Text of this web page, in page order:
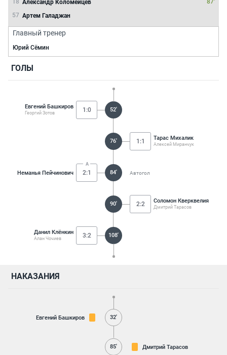
18 Александр Коломейцев
87'
57 Артем Галаджан
Главный тренер
Юрий Сёмин
ГОЛЫ
Евгений Башкиров
Георгий Зотов 1:0 52'
76' 1:1 Тарас Михалик
Алексей Миранчук
Неманья Пейчинович 2:1 84' Автогол
90' 2:2 Соломон Кверквелия
Дмитрий Тарасов
Данил Клёнкин
Алан Чочиев 3:2 108'
НАКАЗАНИЯ
Евгений Башкиров 32'
85' Дмитрий Тарасов